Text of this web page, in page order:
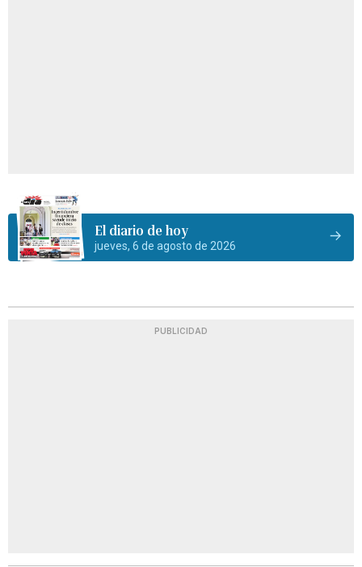
El diario de hoy
jueves, 6 de agosto de 2026
PUBLICIDAD